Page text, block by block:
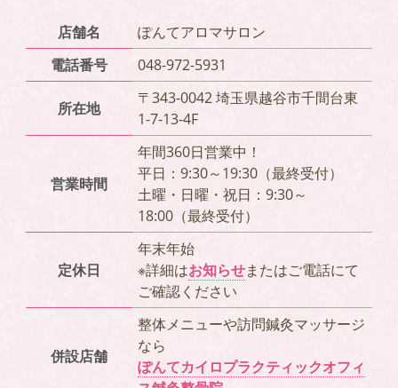
店舗名
ぽんてアロマサロン
電話番号
048-972-5931
所在地
〒343-0042 埼玉県越谷市千間台東
1-7-13-4F
営業時間
年間360日営業中！
平日：9:30～19:30（最終受付）
土曜・日曜・祝日：9:30～
18:00（最終受付）
定休日
年末年始
※詳細はお知らせまたはご電話にて
ご確認ください
併設店舗
整体メニューや訪問鍼灸マッサージ
なら
ぽんてカイロプラクティックオフィ